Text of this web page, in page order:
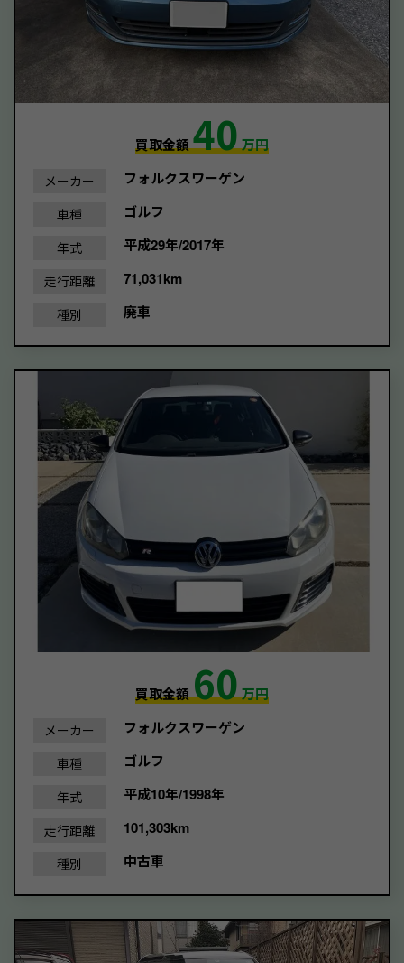
買取金額40万円
メーカー フォルクスワーゲン
車種 ゴルフ
年式 平成29年/2017年
走行距離 71,031km
種別 廃車
買取金額60万円
メーカー フォルクスワーゲン
車種 ゴルフ
年式 平成10年/1998年
走行距離 101,303km
種別 中古車